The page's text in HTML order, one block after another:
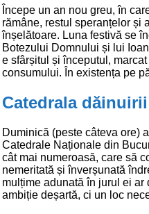
Începe un an nou greu, în
rămâne, restul speranțelor și
înșelătoare. Luna festivă se
Botezului Domnului și lui
e sfârșitul și începutul,
consumului. În existența pe
Catedrala
Duminică (peste câteva ore)
Catedrale Naționale din
cât mai numeroasă, care să
nemeritată și înverșunată
mulțime adunată în jurul ei ar
ambiție deșartă, ci un loc